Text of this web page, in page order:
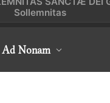
Sollemnitas
Ad Nonam